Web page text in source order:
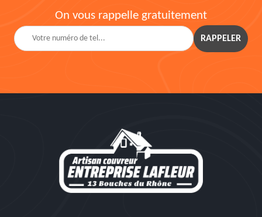
On vous rappelle gratuitement